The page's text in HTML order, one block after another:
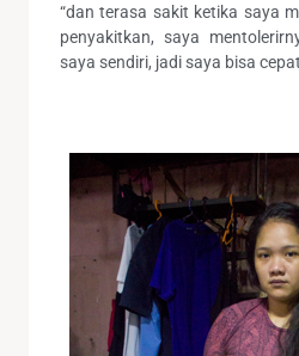
“dan terasa sakit ketika saya
penyakitkan, saya
saya sendiri, jadi saya bisa